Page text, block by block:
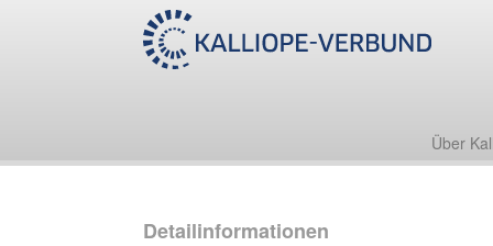
Über
Detailinformationen